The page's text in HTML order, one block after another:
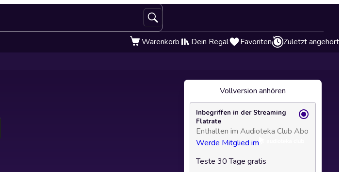
Warenkorb Dein Regal Favoriten Zuletzt angehört
Vollversion anhören
Inbegriffen in der Streaming
Flatrate
Enthalten im Audioteka Club Abo
Werde Mitglied im
Teste 30 Tage gratis